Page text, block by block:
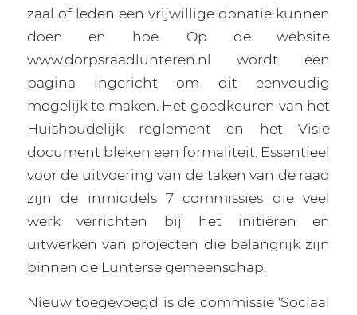
zaal of leden een vrijwillige donatie kunnen
doen en hoe. Op de website
www.dorpsraadlunteren.nl wordt een
pagina ingericht om dit eenvoudig
mogelijk te maken. Het goedkeuren van het
Huishoudelijk reglement en het Visie
document bleken een formaliteit. Essentieel
voor de uitvoering van de taken van de raad
zijn de inmiddels 7 commissies die veel
werk verrichten bij het initiëren en
uitwerken van projecten die belangrijk zijn
binnen de Lunterse gemeenschap.
Nieuw toegevoegd is de commissie ‘Sociaal